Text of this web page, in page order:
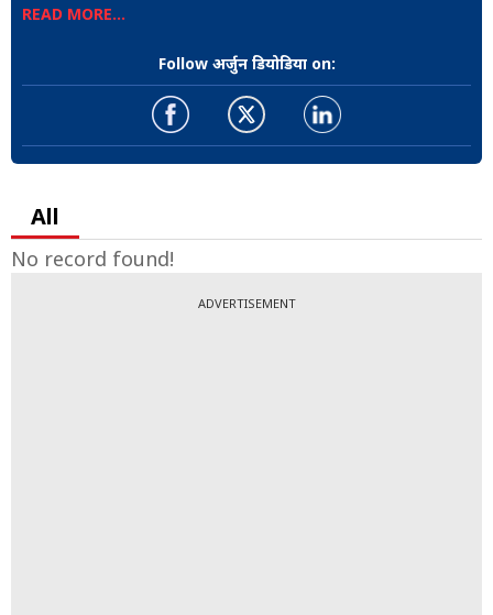
READ MORE...
Follow अर्जुन डियोडिया on:
All
No record found!
ADVERTISEMENT